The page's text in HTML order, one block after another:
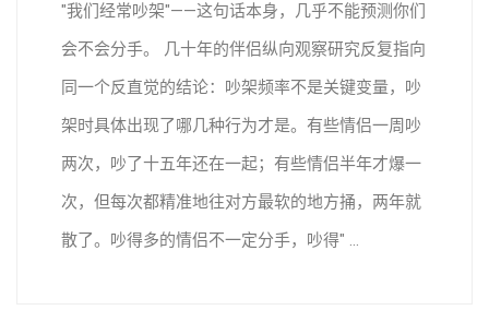
"我们经常吵架"——这句话本身，几乎不能预测你们
会不会分手。 几十年的伴侣纵向观察研究反复指向
同一个反直觉的结论：吵架频率不是关键变量，吵
架时具体出现了哪几种行为才是。有些情侣一周吵
两次，吵了十五年还在一起；有些情侣半年才爆一
次，但每次都精准地往对方最软的地方捅，两年就
散了。吵得多的情侣不一定分手，吵得" ...